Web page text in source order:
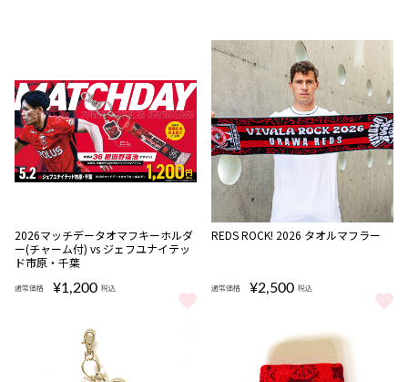
2026マッチデータオマフキーホルダ
ー(チャーム付) vs ジェフユナイテッ
ド市原・千葉
通常価格 ¥1,200 税込
2026マッチデータオマフキーホルダー(チャーム付) vs ジェフユナ
REDS ROCK! 2026 タオルマフラー
通常価格 ¥2,500 税込
REDS ROCK! 2026 タオルマフラ